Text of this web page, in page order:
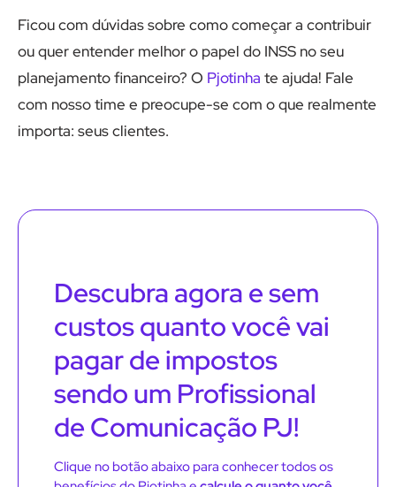
Ficou com dúvidas sobre como começar a contribuir
ou quer entender melhor o papel do INSS no seu
planejamento financeiro? O Pjotinha te ajuda! Fale
com nosso time e preocupe-se com o que realmente
importa: seus clientes.
Descubra agora e sem
custos quanto você vai
pagar de impostos
sendo um Profissional
de Comunicação PJ!
Clique no botão abaixo para conhecer todos os